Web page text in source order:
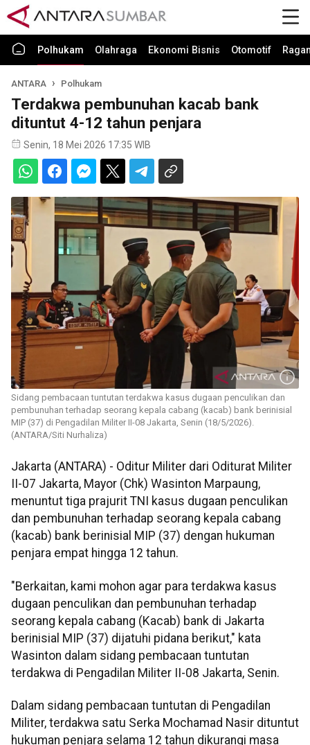
Polhukam Olahraga Ekonomi Bisnis Otomotif
ANTARA Polhukam
Terdakwa pembunuhan kacab bank
dituntut 4-12 tahun penjara
Senin, 18 Mei 2026 17:35 WIB
Sidang pembacaan tuntutan terdakwa kasus dugaan penculikan dan
pembunuhan terhadap seorang kepala cabang (kacab) bank berinisial
MIP (37) di Pengadilan Militer II-08 Jakarta, Senin (18/5/2026).
(ANTARA/Siti Nurhaliza)
Jakarta (ANTARA) - Oditur Militer dari Oditurat Militer
II-07 Jakarta, Mayor (Chk) Wasinton Marpaung,
menuntut tiga prajurit TNI kasus dugaan penculikan
dan pembunuhan terhadap seorang kepala cabang
(kacab) bank berinisial MIP (37) dengan hukuman
penjara empat hingga 12 tahun.
"Berkaitan, kami mohon agar para terdakwa kasus
dugaan penculikan dan pembunuhan terhadap
seorang kepala cabang (Kacab) bank di Jakarta
berinisial MIP (37) dijatuhi pidana berikut," kata
Wasinton dalam sidang pembacaan tuntutan
terdakwa di Pengadilan Militer II-08 Jakarta, Senin.
Dalam sidang pembacaan tuntutan di Pengadilan
Militer, terdakwa satu Serka Mochamad Nasir dituntut
hukuman penjara selama 12 tahun dikurangi masa